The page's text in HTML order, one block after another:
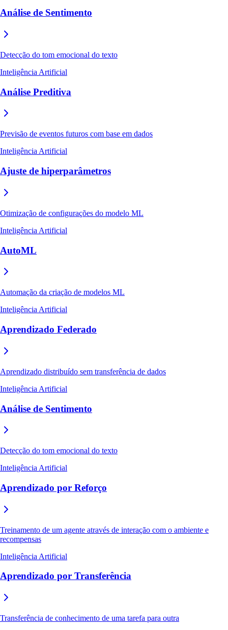
Análise de Sentimento
Detecção do tom emocional do texto
Inteligência Artificial
Análise Preditiva
Previsão de eventos futuros com base em dados
Inteligência Artificial
Ajuste de hiperparâmetros
Otimização de configurações do modelo ML
Inteligência Artificial
AutoML
Automação da criação de modelos ML
Inteligência Artificial
Aprendizado Federado
Aprendizado distribuído sem transferência de dados
Inteligência Artificial
Análise de Sentimento
Detecção do tom emocional do texto
Inteligência Artificial
Aprendizado por Reforço
Treinamento de um agente através de interação com o ambiente e
recompensas
Inteligência Artificial
Aprendizado por Transferência
Transferência de conhecimento de uma tarefa para outra